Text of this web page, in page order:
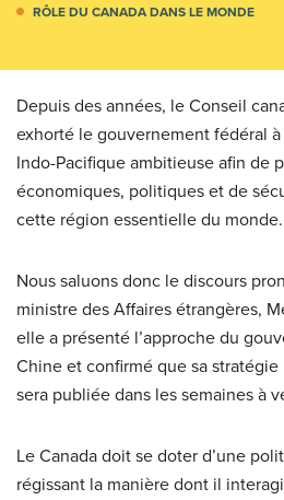
RÔLE DU CANADA DANS LE MONDE
Depuis des années, le Conseil
exhorté le gouvernement fédéral
Indo-Pacifique ambitieuse afin de
économiques, politiques et de
cette région essentielle du monde.
Nous saluons donc le discours
ministre des Affaires étrangères,
elle a présenté l’approche du
Chine et confirmé que sa
sera publiée dans les semaines à
Le Canada doit se doter d’une
régissant la manière dont il